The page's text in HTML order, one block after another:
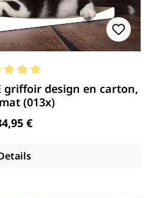
griffoir design en carton,
(013x)
Preis:
€